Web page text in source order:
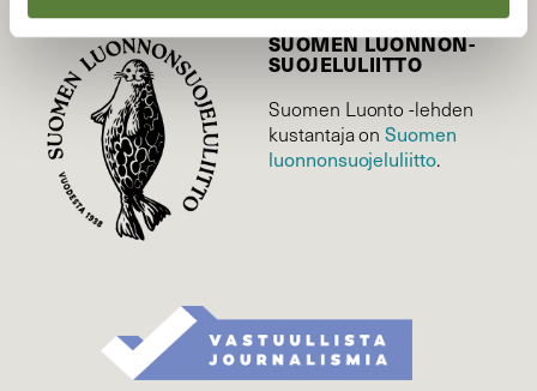
SUOMEN LUONNON­
SUOJELU­LIITTO
Suomen Luonto -lehden
kustantaja onSuomen
luonnonsuojelu­liitto.